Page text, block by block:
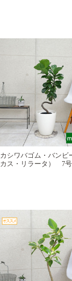
カシワバゴム・バンビ
カス・リラータ） 7